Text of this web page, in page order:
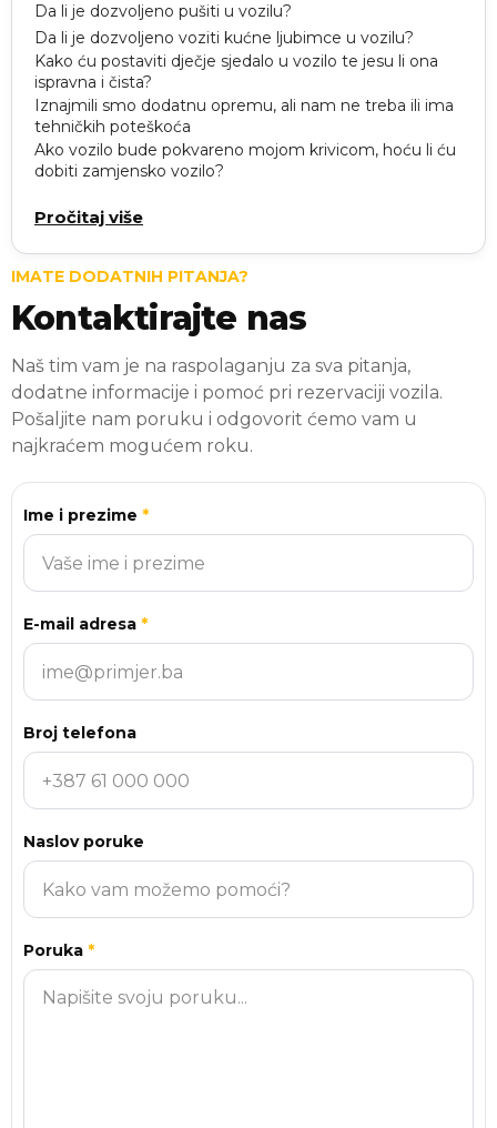
Da li je dozvoljeno pušiti u vozilu?
Da li je dozvoljeno voziti kućne ljubimce u vozilu?
Kako ću postaviti dječje sjedalo u vozilo te jesu li ona
ispravna i čista?
Iznajmili smo dodatnu opremu, ali nam ne treba ili ima
tehničkih poteškoća
Ako vozilo bude pokvareno mojom krivicom, hoću li ću
dobiti zamjensko vozilo?
Pročitaj više
IMATE DODATNIH PITANJA?
Kontaktirajte nas
Naš tim vam je na raspolaganju za sva pitanja,
dodatne informacije i pomoć pri rezervaciji vozila.
Pošaljite nam poruku i odgovorit ćemo vam u
najkraćem mogućem roku.
Website
Ime i prezime *
E-mail adresa *
Broj telefona
Naslov poruke
Poruka *